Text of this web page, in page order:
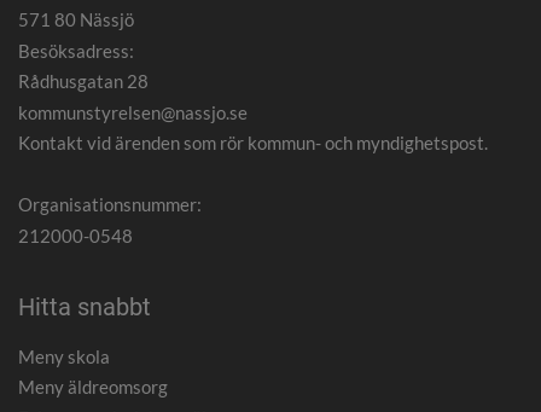
571 80 Nässjö
Besöksadress:
Rådhusgatan 28
kommunstyrelsen@nassjo.se
Kontakt vid ärenden som rör kommun- och myndighetspost.
Organisationsnummer:
212000-0548
Hitta snabbt
Meny skola
Meny äldreomsorg